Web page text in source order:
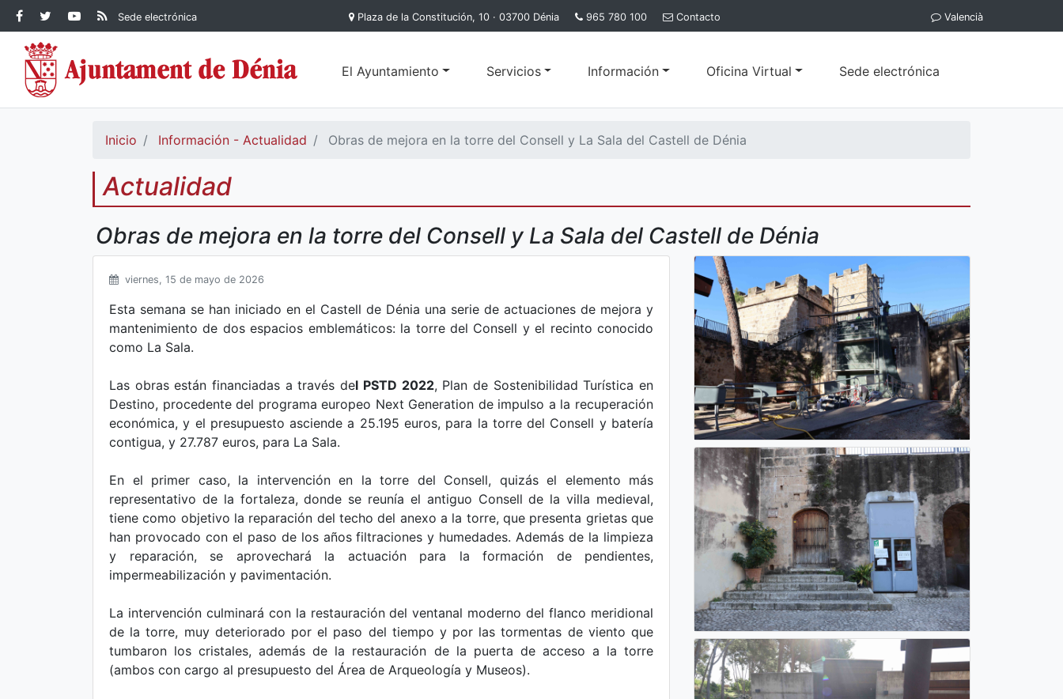
Contenido principal
Facebook Ayuntamiento de
Dénia
Ayuntamiento de Dénia
YouTube
Ayuntamiento de
RSS Actualidad
Ayuntamiento de
Sede electrónica Plaza de la Constitución, 10 · 03700 Dénia 965 780 100 Contacto Valencià
El Ayuntamiento Servicios Información Oficina Virtual Sede electrónica
Inicio Información - Actualidad Obras de mejora en la torre del Consell y La Sala del Castell de Dénia
Actualidad
Obras de mejora en la torre del Consell y La Sala del Castell de Dénia
viernes, 15 de mayo de 2026
Esta semana se han iniciado en el Castell de Dénia una serie de actuaciones de mejora y
mantenimiento de dos espacios emblemáticos: la torre del Consell y el recinto conocido
como La Sala.
Las obras están financiadas a través del PSTD 2022, Plan de Sostenibilidad Turística en
Destino, procedente del programa europeo Next Generation de impulso a la recuperación
económica, y el presupuesto asciende a 25.195 euros, para la torre del Consell y batería
contigua, y 27.787 euros, para La Sala.
En el primer caso, la intervención en la torre del Consell, quizás el elemento más
representativo de la fortaleza, donde se reunía el antiguo Consell de la villa medieval,
tiene como objetivo la reparación del techo del anexo a la torre, que presenta grietas que
han provocado con el paso de los años filtraciones y humedades. Además de la limpieza
y reparación, se aprovechará la actuación para la formación de pendientes,
impermeabilización y pavimentación.
La intervención culminará con la restauración del ventanal moderno del flanco meridional
de la torre, muy deteriorado por el paso del tiempo y por las tormentas de viento que
tumbaron los cristales, además de la restauración de la puerta de acceso a la torre
(ambos con cargo al presupuesto del Área de Arqueología y Museos).